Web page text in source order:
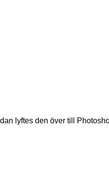
lyftes den över till